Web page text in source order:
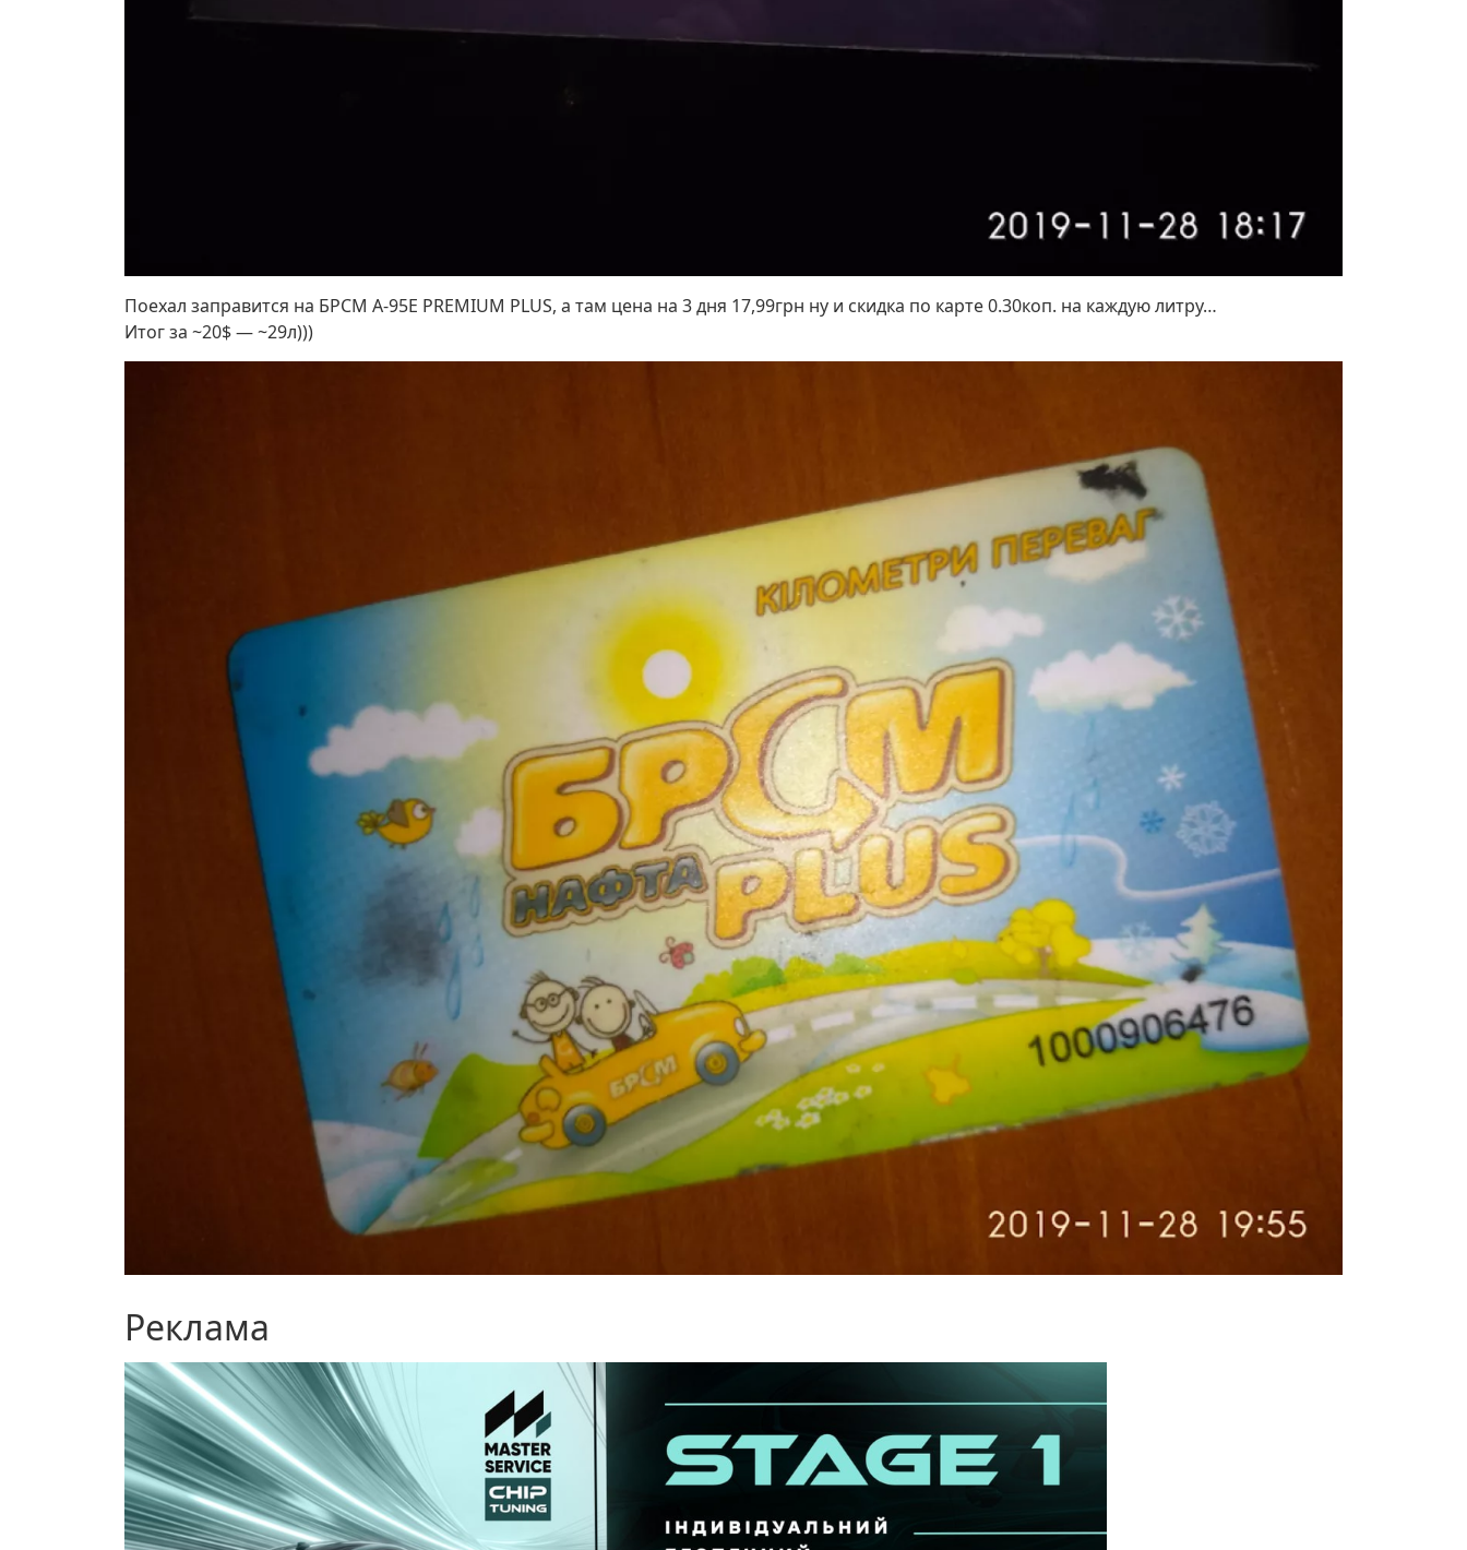
Поехал заправится на БРСМ А-95Е PREMIUM PLUS, а там цена на 3 дня 17,99грн ну и скидка по карте 0.30коп. на каждую литру…
Итог за ~20$ — ~29л)))
Реклама